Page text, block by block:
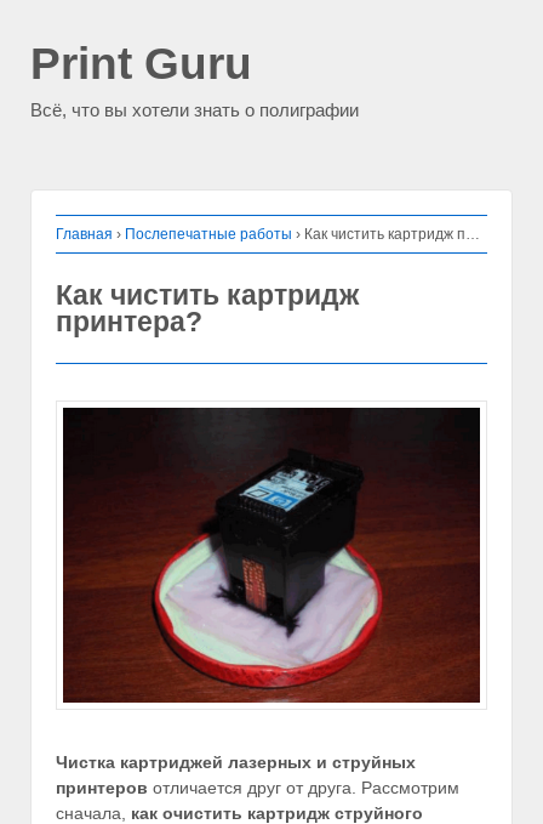
Print Guru
Всё, что вы хотели знать о полиграфии
Главная › Послепечатные работы › Как чистить картридж принтера?
Как чистить картридж
принтера?
Чистка картриджей лазерных и струйных
принтеров отличается друг от друга. Рассмотрим
сначала, как очистить картридж струйного